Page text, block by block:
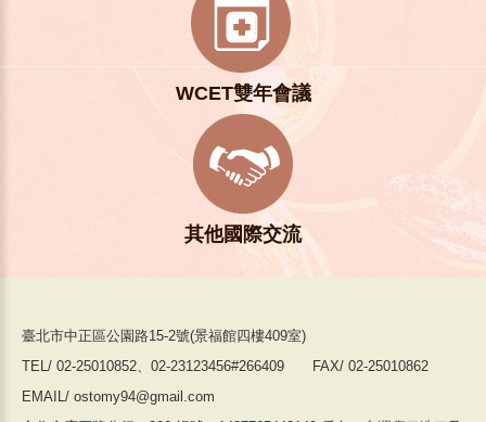
WCET雙年會議
其他國際交流
臺北市中正區公園路15-2號(景福館四樓409室)
TEL/ 02-25010852、02-23123456#266409 FAX/ 02-25010862
EMAIL/ ostomy94@gmail.com